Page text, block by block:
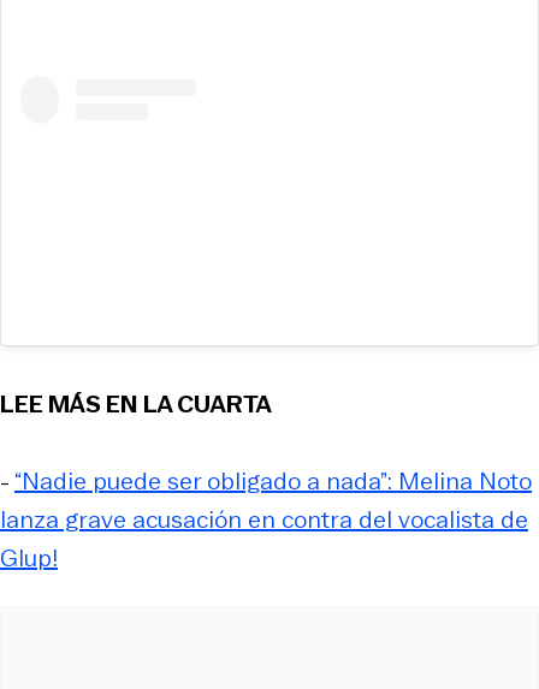
LEE MÁS EN LA CUARTA
- “Nadie puede ser obligado a nada”: Melina Noto
lanza grave acusación en contra del vocalista de
Glup!